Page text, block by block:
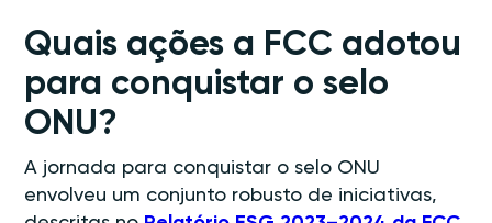
Quais ações a FCC adotou
para conquistar o selo
ONU?
A jornada para conquistar o selo ONU
envolveu um conjunto robusto de iniciativas,